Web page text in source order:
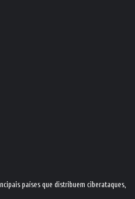
países que distribuem ciberataques,